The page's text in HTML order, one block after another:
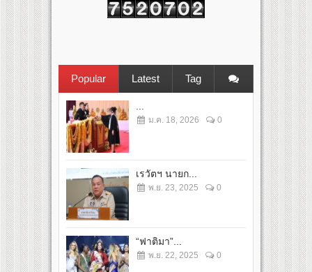
Popular Latest Tag
ม.ค. 18, 2026 0
เรวัตฯ นายก...
พ.ย. 23, 2025 0
“ฟาติมา”...
พ.ย. 22, 2025 0